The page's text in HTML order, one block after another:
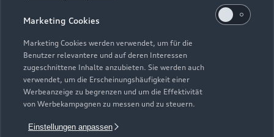
Marketing Cookies
Marketing Cookies werden verwendet, um für die
Benutzer relevantere und auf deren Interessen
zugeschnittene Inhalte anzubieten. Sie werden auch
verwendet, um die Erscheinungshäufigkeit einer
Werbeanzeige zu begrenzen und um die Effektivität
von Werbekampagnen zu messen und zu steuern.
Einstellungen anpassen
Universal-Reinigungstuch
Für einen glänzenden Eindruck.
Zur Audi Shopping World